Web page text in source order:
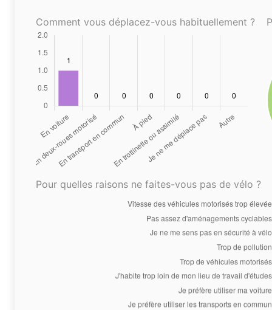
Comment vous déplacez-vous habituellement ?
Pour quelles raisons ne faites-vous pas de vélo ?